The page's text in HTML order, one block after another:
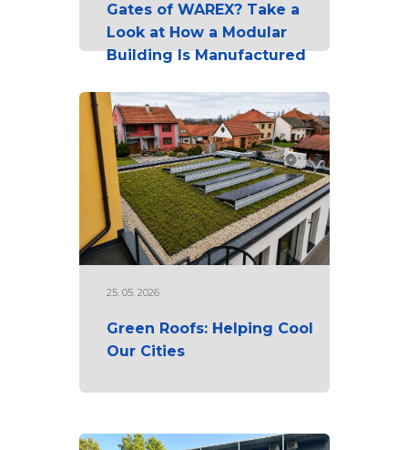
Gates of WAREX? Take a
Look at How a Modular
Building Is Manufactured
25. 05. 2026
Green Roofs: Helping Cool
Our Cities